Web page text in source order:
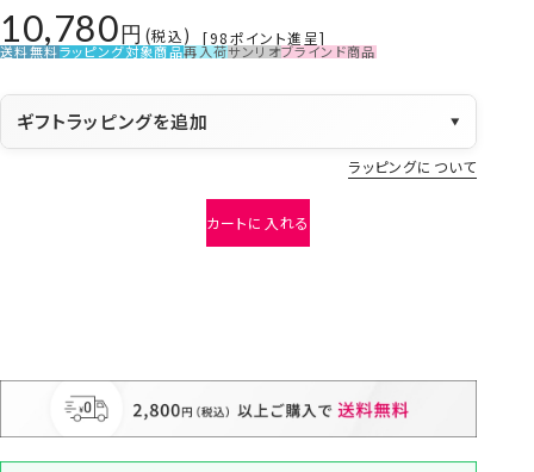
10,780 税込 [98ポイント進呈]
送料無料ラッピング対象商品再入荷サンリオブラインド商品
ギフトラッピングを追加 ▼
ラッピングについて
カートに入れる